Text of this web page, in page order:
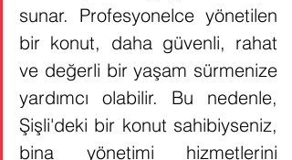
sunar. Profesyonelce yönetilen
bir konut, daha güvenli, rahat
ve değerli bir yaşam sürmenize
yardımcı olabilir. Bu nedenle,
Şişli'deki bir konut sahibiyseniz,
bina yönetimi hizmetlerini